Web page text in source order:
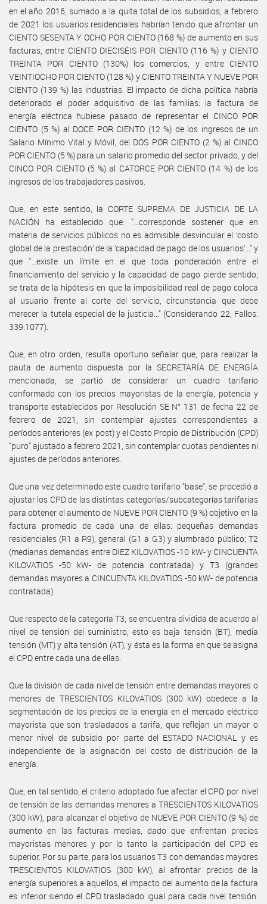
en el año 2016, sumado a la quita total de los subsidios, a febrero
de 2021 los usuarios residenciales habrían tenido que afrontar un
CIENTO SESENTA Y OCHO POR CIENTO (168 %) de aumento en sus
facturas, entre CIENTO DIECISÉIS POR CIENTO (116 %) y CIENTO
TREINTA POR CIENTO (130%) los comercios, y entre CIENTO
VEINTIOCHO POR CIENTO (128 %) y CIENTO TREINTA Y NUEVE POR
CIENTO (139 %) las industrias. El impacto de dicha política habría
deteriorado el poder adquisitivo de las familias: la factura de
energía eléctrica hubiese pasado de representar el CINCO POR
CIENTO (5 %) al DOCE POR CIENTO (12 %) de los ingresos de un
Salario Mínimo Vital y Móvil, del DOS POR CIENTO (2 %) al CINCO
POR CIENTO (5 %) para un salario promedio del sector privado, y del
CINCO POR CIENTO (5 %) al CATORCE POR CIENTO (14 %) de los
ingresos de los trabajadores pasivos.
Que, en este sentido, la CORTE SUPREMA DE JUSTICIA DE LA
NACIÓN ha establecido que: "…corresponde sostener que en
materia de servicios públicos no es admisible desvincular el ‘costo
global de la prestación’ de la ‘capacidad de pago de los usuarios’…" y
que "…existe un límite en el que toda ponderación entre el
financiamiento del servicio y la capacidad de pago pierde sentido;
se trata de la hipótesis en que la imposibilidad real de pago coloca
al usuario frente al corte del servicio, circunstancia que debe
merecer la tutela especial de la justicia…" (Considerando 22, Fallos:
339:1077).
Que, en otro orden, resulta oportuno señalar que, para realizar la
pauta de aumento dispuesta por la SECRETARÍA DE ENERGÍA
mencionada, se partió de considerar un cuadro tarifario
conformado con los precios mayoristas de la energía, potencia y
transporte establecidos por Resolución SE N° 131 de fecha 22 de
febrero de 2021, sin contemplar ajustes correspondientes a
períodos anteriores (ex post) y el Costo Propio de Distribución (CPD)
"puro" ajustado a febrero 2021, sin contemplar cuotas pendientes ni
ajustes de períodos anteriores.
Que una vez determinado este cuadro tarifario "base", se procedió a
ajustar los CPD de las distintas categorías/subcategorías tarifarias
para obtener el aumento de NUEVE POR CIENTO (9 %) objetivo en la
factura promedio de cada una de ellas: pequeñas demandas
residenciales (R1 a R9), general (G1 a G3) y alumbrado público; T2
(medianas demandas entre DIEZ KILOVATIOS -10 kW- y CINCUENTA
KILOVATIOS -50 kW- de potencia contratada) y T3 (grandes
demandas mayores a CINCUENTA KILOVATIOS -50 kW- de potencia
contratada).
Que respecto de la categoría T3, se encuentra dividida de acuerdo al
nivel de tensión del suministro, esto es baja tensión (BT), media
tensión (MT) y alta tensión (AT), y ésta es la forma en que se asigna
el CPD entre cada una de ellas.
Que la división de cada nivel de tensión entre demandas mayores o
menores de TRESCIENTOS KILOVATIOS (300 kW) obedece a la
segmentación de los precios de la energía en el mercado eléctrico
mayorista que son trasladados a tarifa, que reflejan un mayor o
menor nivel de subsidio por parte del ESTADO NACIONAL y es
independiente de la asignación del costo de distribución de la
energía.
Que, en tal sentido, el criterio adoptado fue afectar el CPD por nivel
de tensión de las demandas menores a TRESCIENTOS KILOVATIOS
(300 kW), para alcanzar el objetivo de NUEVE POR CIENTO (9 %) de
aumento en las facturas medias, dado que enfrentan precios
mayoristas menores y por lo tanto la participación del CPD es
superior. Por su parte, para los usuarios T3 con demandas mayores
TRESCIENTOS KILOVATIOS (300 kW), al afrontar precios de la
energía superiores a aquellos, el impacto del aumento de la factura
es inferior siendo el CPD trasladado igual para cada nivel tensión.